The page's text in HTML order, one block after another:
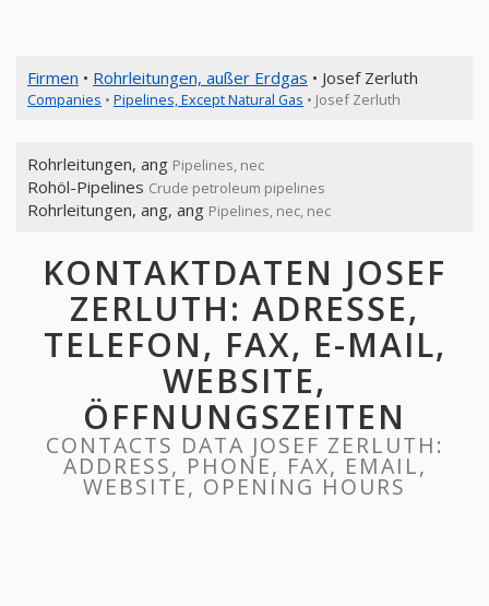
Firmen • Rohrleitungen, außer Erdgas • Josef Zerluth
Companies • Pipelines, Except Natural Gas • Josef Zerluth
Rohrleitungen, ang Pipelines, nec
Rohöl-Pipelines Crude petroleum pipelines
Rohrleitungen, ang, ang Pipelines, nec, nec
KONTAKTDATEN JOSEF
ZERLUTH: ADRESSE,
TELEFON, FAX, E-MAIL,
WEBSITE,
ÖFFNUNGSZEITEN
CONTACTS DATA JOSEF ZERLUTH:
ADDRESS, PHONE, FAX, EMAIL,
WEBSITE, OPENING HOURS